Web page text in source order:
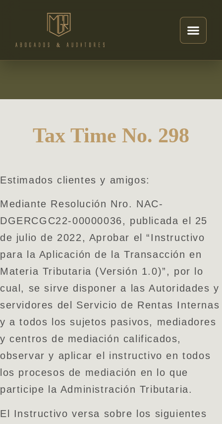
Tax Time No. 298
Estimados clientes y amigos:
Mediante Resolución Nro. NAC-
DGERCGC22-00000036, publicada el 25
de julio de 2022, Aprobar el “Instructivo
para la Aplicación de la Transacción en
Materia Tributaria (Versión 1.0)”, por lo
cual, se sirve disponer a las Autoridades y
servidores del Servicio de Rentas Internas
y a todos los sujetos pasivos, mediadores
y centros de mediación calificados,
observar y aplicar el instructivo en todos
los procesos de mediación en lo que
participe la Administración Tributaria.
El Instructivo versa sobre los siguientes